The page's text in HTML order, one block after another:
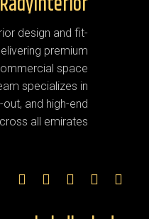
design and fit-
premium
space
specializes in
and high-end
all emirates.